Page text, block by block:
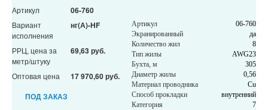
Артикул 06-760
Вариант
исполнения
нг(А)-HF
РРЦ, цена за
метр/штуку
69,63 руб.
Оптовая цена
17 970,60 руб.
ПОД ЗАКАЗ
Артикул
06-760
Экранированный
да
Количество жил
8
Тип жилы
AWG23
Бухта, м
305
Диаметр жилы
0,56
Материал проводника
Cu
Способ прокладки
внутренний
Категория
7